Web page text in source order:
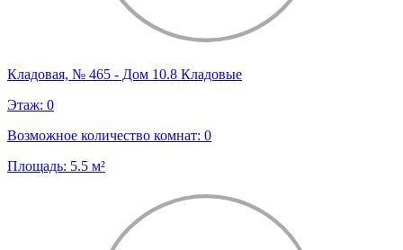
Кладовая, № 465 - Дом 10.8 Кладовые
Этаж: 0
Возможное количество комнат: 0
Площадь: 5.5 м²